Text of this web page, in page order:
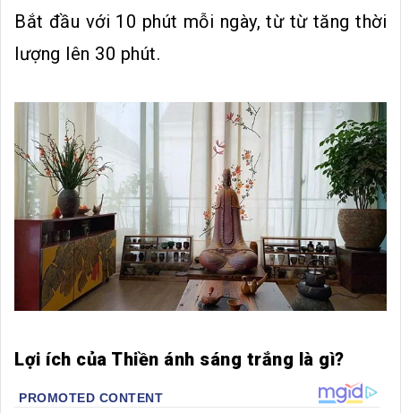
Bắt đầu với 10 phút mỗi ngày, từ từ tăng thời
lượng lên 30 phút.
Lợi ích của Thiền ánh sáng trắng là gì?